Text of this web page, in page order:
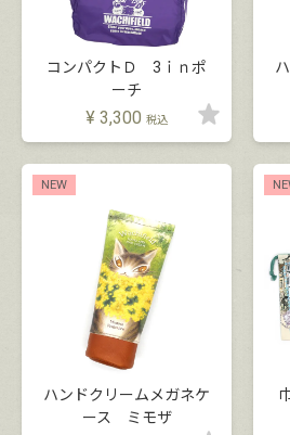
コンパクトＤ 3ｉｎポ
ーチ
¥ 3,300 税込
NEW
ハンドクリームメガネケ
ース ミモザ